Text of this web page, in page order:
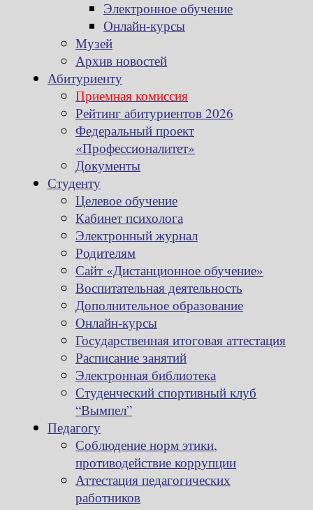
Электронное обучение
Онлайн-курсы
Музей
Архив новостей
Абитуриенту
Приемная комиссия
Рейтинг абитуриентов 2026
Федеральный проект
«Профессионалитет»
Документы
Студенту
Целевое обучение
Кабинет психолога
Электронный журнал
Родителям
Сайт «Дистанционное обучение»
Воспитательная деятельность
Дополнительное образование
Онлайн-курсы
Государственная итоговая аттестация
Расписание занятий
Электронная библиотека
Студенческий спортивный клуб
“Вымпел”
Педагогу
Соблюдение норм этики,
противодействие коррупции
Аттестация педагогических
работников